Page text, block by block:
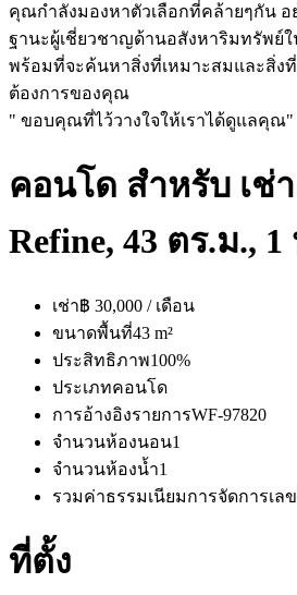
คุณกำลังมองหาตัวเลือกที่คล้ายๆกัน อ
ฐานะผู้เชี่ยวชาญด้านอสังหาริมทรัพย์ใ
พร้อมที่จะค้นหาสิ่งที่เหมาะสมและสิ่ง
ต้องการของคุณ
" ขอบคุณที่ไว้วางใจให้เราได้ดูแลคุณ"
คอนโด สำหรับ เช่
Refine, 43 ตร.ม.,
เช่า฿ 30,000 / เดือน
ขนาดพื้นที่43 m²
ประสิทธิภาพ100%
ประเภทคอนโด
การอ้างอิงรายการWF-97820
จำนวนห้องนอน1
จำนวนห้องน้ำ1
รวมค่าธรรมเนียมการจัดการเล
ที่ตั้ง